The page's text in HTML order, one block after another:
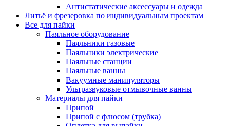
Антистатические аксессуары и одежда
Литьё и фрезеровка по индивидуальным проектам
Все для пайки
Паяльное оборудование
Паяльники газовые
Паяльники электрические
Паяльные станции
Паяльные ванны
Вакуумные манипуляторы
Ультразвуковые отмывочные ванны
Материалы для пайки
Припой
Припой с флюсом (трубка)